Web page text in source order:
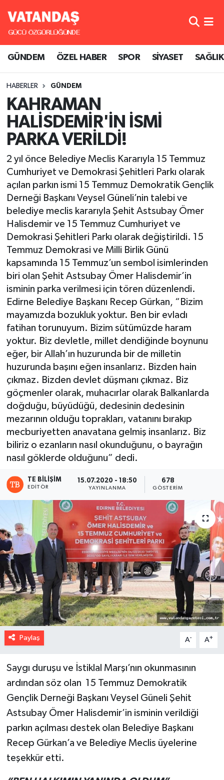
GÜNDEM ÖZEL HABER SPOR SİYASET SAĞLIK
HABERLER GÜNDEM
KAHRAMAN
HALİSDEMİR'İN İSMİ
PARKA VERİLDİ!
2 yıl önce Belediye Meclis Kararıyla 15 Temmuz
Cumhuriyet ve Demokrasi Şehitleri Parkı olarak
açılan parkın ismi 15 Temmuz Demokratik Gençlik
Derneği Başkanı Veysel Güneli’nin talebi ve
belediye meclis kararıyla Şehit Astsubay Ömer
Halisdemir ve 15 Temmuz Cumhuriyet ve
Demokrasi Şehitleri Parkı olarak değiştirildi. 15
Temmuz Demokrasi ve Milli Birlik Günü
kapsamında 15 Temmuz’un sembol isimlerinden
biri olan Şehit Astsubay Ömer Halisdemir’in
isminin parka verilmesi için tören düzenlendi.
Edirne Belediye Başkanı Recep Gürkan, “Bizim
mayamızda bozukluk yoktur. Ben bir evladı
fatihan torunuyum. Bizim sütümüzde haram
yoktur. Biz devletle, millet dendiğinde boynunu
eğer, bir Allah’ın huzurunda bir de milletin
huzurunda başını eğen insanlarız. Bizden hain
çıkmaz. Bizden devlet düşmanı çıkmaz. Biz
göçmenler olarak, muhacırlar olarak Balkanlarda
doğduğu, büyüdüğü, dedesinin dedesinin
mezarının olduğu toprakları, vatanını bırakıp
mecburiyetten anavatana gelmiş insanlarız. Biz
biliriz o ezanların nasıl okunduğunu, o bayrağın
nasıl göklerde olduğunu” dedi.
TE BILIŞIM
EDITÖR
15.07.2020 - 18:50
YAYINLANMA
678
GÖSTERIM
Paylaş A- A+
Saygı duruşu ve İstiklal Marşı’nın okunmasının
ardından söz olan 15 Temmuz Demokratik
Gençlik Derneği Başkanı Veysel Güneli Şehit
Astsubay Ömer Halisdemir’in isminin verildiği
parkın açılması destek olan Belediye Başkanı
Recep Gürkan’a ve Belediye Meclis üyelerine
teşekkür etti.
GÜNDEM
SPOR
SİYASET
SAĞLIK
Hava Durumu
Süper Lig Puan Durumu ve Fikstür
Tüm Manşetler
Son Dakika Haberleri